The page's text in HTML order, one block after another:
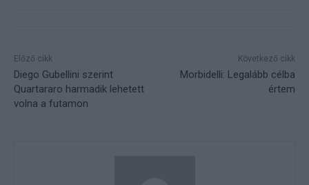
Előző cikk
Diego Gubellini szerint
Quartararo harmadik lehetett
volna a futamon
Következő cikk
Morbidelli: Legalább célba
értem